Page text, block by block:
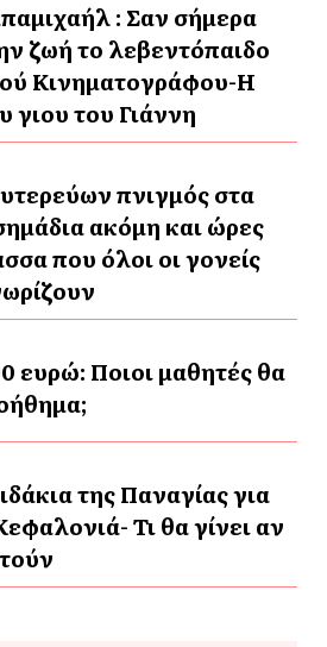
: Σαν σήμερα
ζωή το λεβεντόπαιδο
Κινηματογράφου-Η
γιου του Γιάννη
πνιγμός στα
που όλοι οι γονείς
ευρώ: Ποιοι μαθητές θα
της Παναγίας για
Τι θα γίνει αν